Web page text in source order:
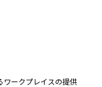
ークプレイスの提供